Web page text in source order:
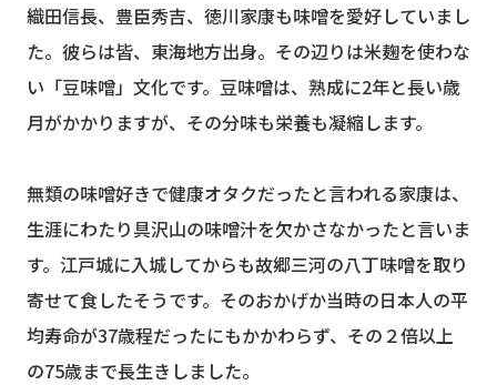
織田信長、豊臣秀吉、徳川家康も味噌を愛好していまし
た。彼らは皆、東海地方出身。その辺りは米麹を使わな
い「豆味噌」文化です。豆味噌は、熟成に2年と長い歳
月がかかりますが、その分味も栄養も凝縮します。
無類の味噌好きで健康オタクだったと言われる家康は、
生涯にわたり具沢山の味噌汁を欠かさなかったと言いま
す。江戸城に入城してからも故郷三河の八丁味噌を取り
寄せて食したそうです。そのおかげか当時の日本人の平
均寿命が37歳程だったにもかかわらず、その２倍以上
の75歳まで長生きしました。